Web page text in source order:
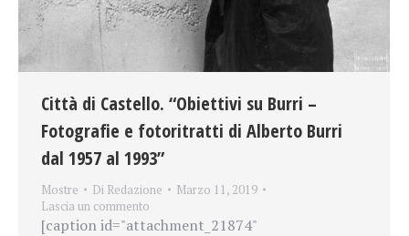
Città di Castello. “Obiettivi su Burri –
Fotografie e fotoritratti di Alberto Burri
dal 1957 al 1993”
Mostre Di Redazione
Marzo 11, 2019
Lascia un commento
[caption id="attachment_21874"